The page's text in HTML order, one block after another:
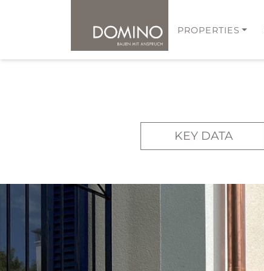
PROPERTIES
KEY DATA